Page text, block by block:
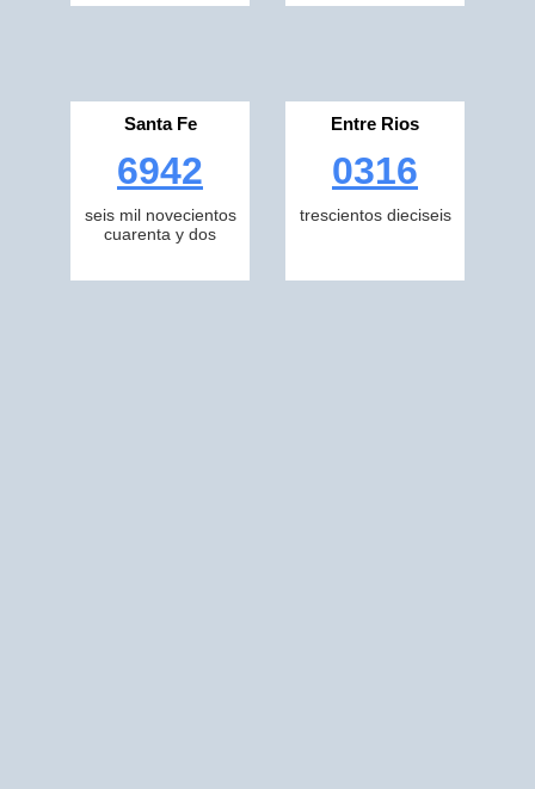
Santa Fe
6942
seis mil novecientos
cuarenta y dos
Entre Rios
0316
trescientos dieciseis